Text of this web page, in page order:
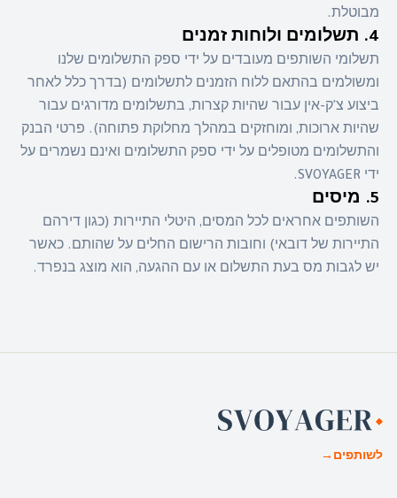
מבוטלת.
4. תשלומים ולוחות זמנים
תשלומי השותפים מעובדים על ידי ספק התשלומים שלנו
ומשולמים בהתאם ללוח הזמנים לתשלומים (בדרך כלל לאחר
ביצוע צ'ק-אין עבור שהיות קצרות, בתשלומים מדורגים עבור
שהיות ארוכות, ומוחזקים במהלך מחלוקת פתוחה). פרטי הבנק
והתשלומים מטופלים על ידי ספק התשלומים ואינם נשמרים על
ידי SVOYAGER.
5. מיסים
השותפים אחראים לכל המסים, היטלי התיירות (כגון דירהם
התיירות של דובאי) וחובות הרישום החלים על שהותם. כאשר
יש לגבות מס בעת התשלום או עם ההגעה, הוא מוצג בנפרד.
לשותפים →